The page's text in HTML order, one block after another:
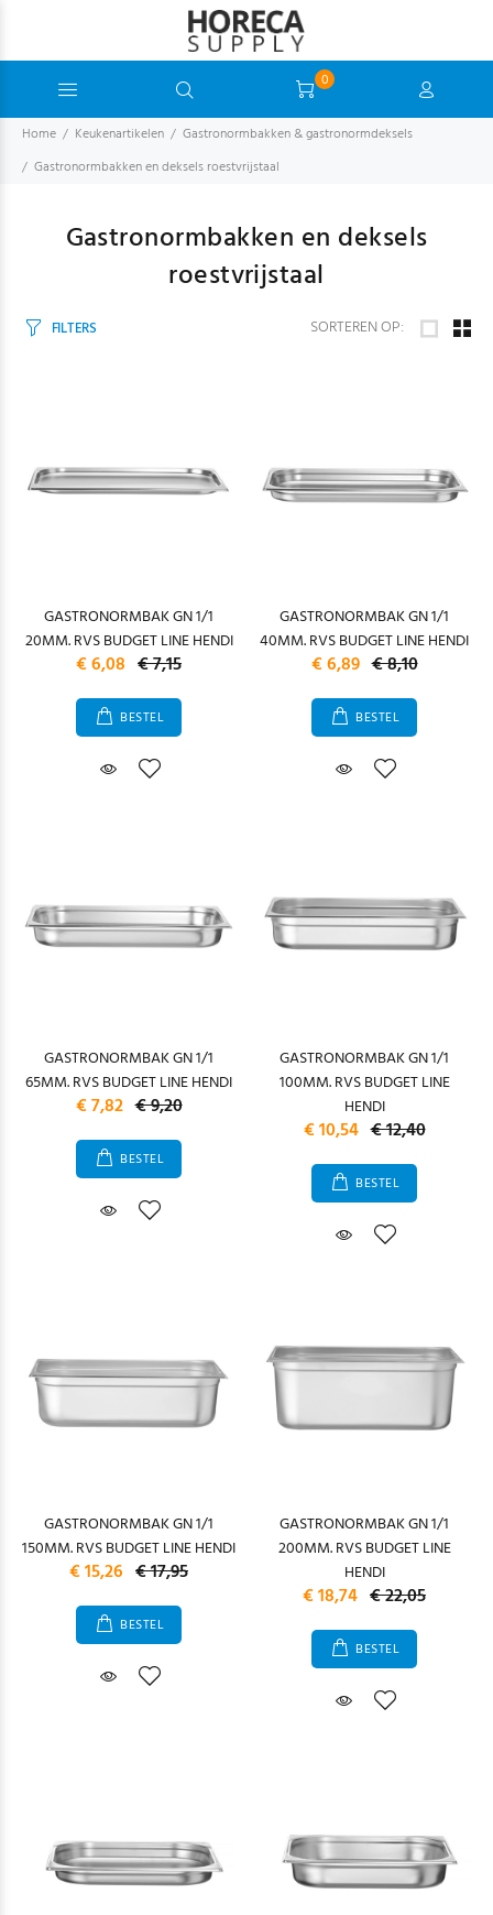
0
Home Keukenartikelen
Gastronormbakken & gastronormdeksels
Gastronormbakken en deksels roestvrijstaal
Gastronormbakken en deksels
roestvrijstaal
FILTERS SORTEREN OP:
GASTRONORMBAK GN 1/1
20MM. RVS BUDGET LINE HENDI
€ 6,08 € 7,15
BESTEL
GASTRONORMBAK GN 1/1
40MM. RVS BUDGET LINE HENDI
€ 6,89 € 8,10
BESTEL
GASTRONORMBAK GN 1/1
65MM. RVS BUDGET LINE HENDI
€ 7,82 € 9,20
BESTEL
GASTRONORMBAK GN 1/1
100MM. RVS BUDGET LINE
HENDI
€ 10,54 € 12,40
BESTEL
GASTRONORMBAK GN 1/1
150MM. RVS BUDGET LINE HENDI
€ 15,26 € 17,95
BESTEL
GASTRONORMBAK GN 1/1
200MM. RVS BUDGET LINE
HENDI
€ 18,74 € 22,05
BESTEL